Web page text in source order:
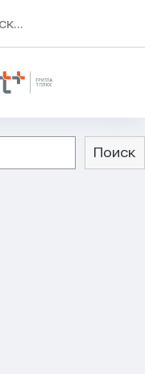
Поиск